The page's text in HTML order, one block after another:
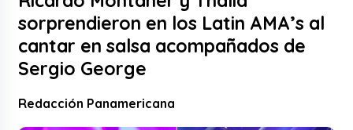
sorprendieron en los Latin AMA’s al
cantar en salsa acompañados de
Sergio George
Redacción Panamericana